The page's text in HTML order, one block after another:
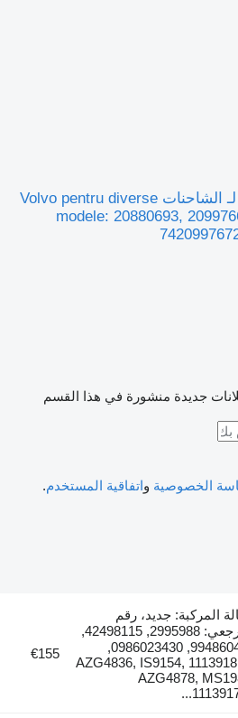
مشغل محرك كهربائي OE لـ الشاحنات Volvo pentru diverse
modele: 20880693,
جديدة منشورة في هذا القسم
الخصوصية واتفاقية المستخدم.
المركبة: جديد، رقم
مرجعي: 2995988, 42498115,
99486046, 0986023430,
AZG4836, IS9154,
AZG4878,
€155